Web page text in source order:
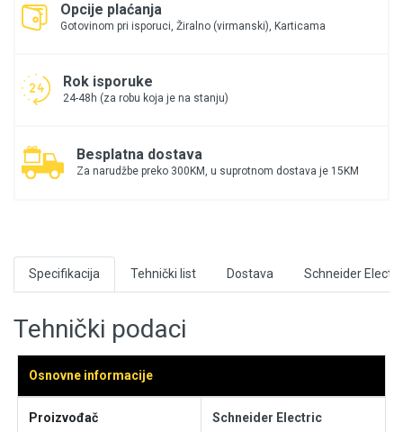
Opcije plaćanja
Gotovinom pri isporuci, Žiralno (virmanski), Karticama
Rok isporuke
24-48h (za robu koja je na stanju)
Besplatna dostava
Za narudžbe preko 300KM, u suprotnom dostava je 15KM
Specifikacija Tehnički list Dostava Schneider
Tehnički podaci
Osnovne informacije
Proizvođač Schneider Electric